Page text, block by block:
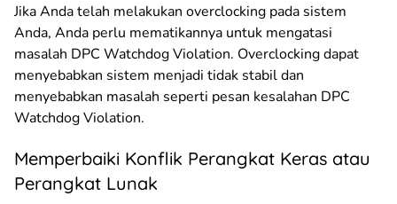
Jika Anda telah melakukan overclocking pada sistem
Anda, Anda perlu mematikannya untuk mengatasi
masalah DPC Watchdog Violation. Overclocking dapat
menyebabkan sistem menjadi tidak stabil dan
menyebabkan masalah seperti pesan kesalahan DPC
Watchdog Violation.
Memperbaiki Konflik Perangkat Keras atau
Perangkat Lunak